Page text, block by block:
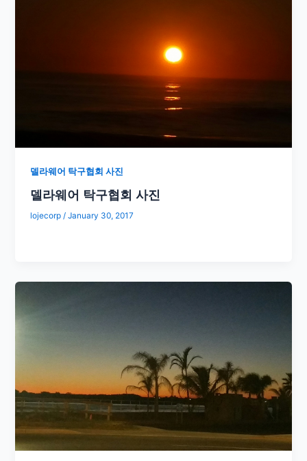
델라웨어 탁구협회 사진
델라웨어 탁구협회 사진
lojecorp/January 30, 2017